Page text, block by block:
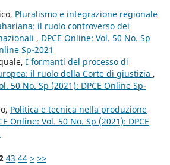
Pluralismo e integrazione regionale
il ruolo controverso dei
, DPCE Online: Vol. 50 No. Sp
Sp-2021
I formanti del processo di
il ruolo della Corte di giustizia ,
50 No. Sp (2021): DPCE Online Sp-
Politica e tecnica nella produzione
Online: Vol. 50 No. Sp (2021): DPCE
43 44 > >>